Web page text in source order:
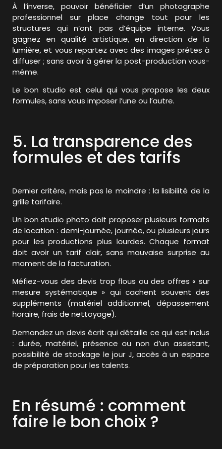
À l’inverse, pouvoir bénéficier d’un photographe
professionnel sur place change tout pour les
structures qui n’ont pas d’équipe interne. Vous
gagnez en qualité artistique, en direction de la
lumière, et vous repartez avec des images prêtes à
diffuser ; sans avoir à gérer la post-production vous-
même.
Le bon studio est celui qui vous propose les deux
formules, sans vous imposer l’une ou l’autre.
5. La transparence des
formules et des tarifs
Dernier critère, mais pas le moindre : la lisibilité de la
grille tarifaire.
Un bon studio photo doit proposer plusieurs formats
de location : demi-journée, journée, ou plusieurs jours
pour les productions plus lourdes. Chaque format
doit avoir un tarif clair, sans mauvaise surprise au
moment de la facturation.
Méfiez-vous des devis trop flous ou des offres « sur
mesure systématique » qui cachent souvent des
suppléments (matériel additionnel, dépassement
horaire, frais de nettoyage).
Demandez un devis écrit qui détaille ce qui est inclus
: durée, matériel, présence ou non d’un assistant,
possibilité de stockage le jour J, accès à un espace
de préparation pour les talents.
En résumé : comment
faire le bon choix ?